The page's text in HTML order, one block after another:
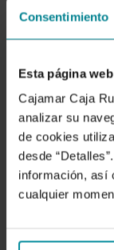
Consentimiento
Esta página
Cajamar Caja
analizar su
de cookies
desde
información, así
cualquier
Sustratos
1 de enero
Los
creciente
sistemas…